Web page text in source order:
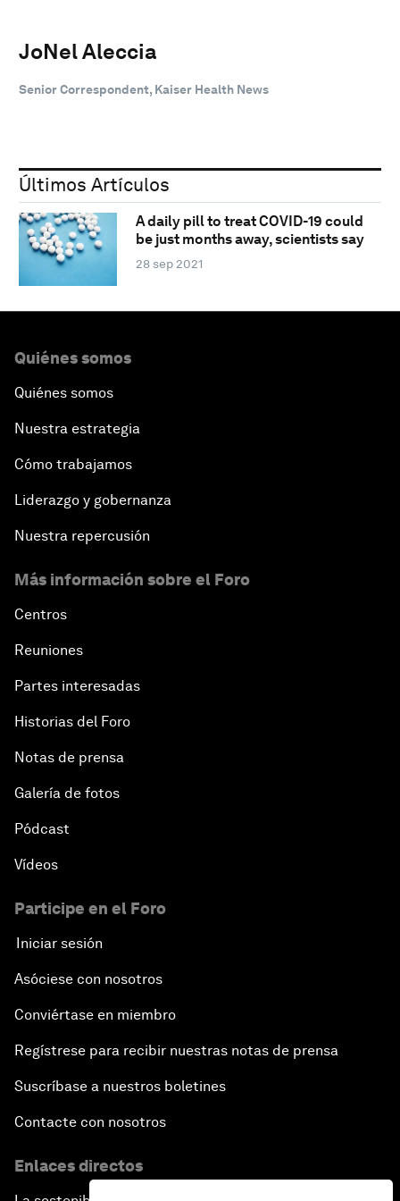
JoNel Aleccia
Senior Correspondent, Kaiser Health News
Últimos Artículos
A daily pill to treat COVID-19 could
be just months away, scientists say
28 sep 2021
Quiénes somos
Quiénes somos
Nuestra estrategia
Cómo trabajamos
Liderazgo y gobernanza
Nuestra repercusión
Más información sobre el Foro
Centros
Reuniones
Partes interesadas
Historias del Foro
Notas de prensa
Galería de fotos
Pódcast
Vídeos
Participe en el Foro
Iniciar sesión
Asóciese con nosotros
Conviértase en miembro
Regístrese para recibir nuestras notas de prensa
Suscríbase a nuestros boletines
Contacte con nosotros
Enlaces directos